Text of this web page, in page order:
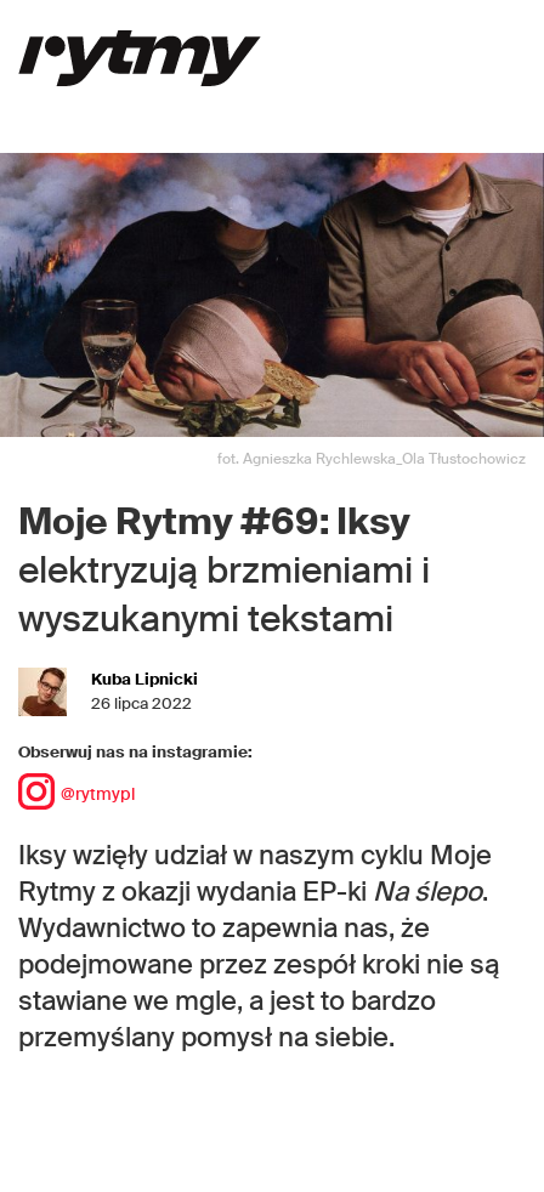
fot. Agnieszka Rychlewska_Ola Tłustochowicz
Moje Rytmy #69: Iksy
elektryzują brzmieniami i
wyszukanymi tekstami
Kuba Lipnicki
26 lipca 2022
Obserwuj nas na instagramie:
@rytmypl
Iksy wzięły udział w naszym cyklu Moje
Rytmy z okazji wydania EP-ki Na ślepo.
Wydawnictwo to zapewnia nas, że
podejmowane przez zespół kroki nie są
stawiane we mgle, a jest to bardzo
przemyślany pomysł na siebie.